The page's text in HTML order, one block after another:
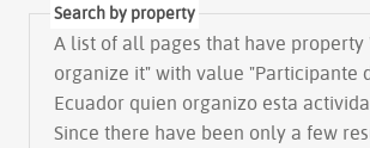
Search by property
A list of all pages that have property
organize it" with value "Participante
Ecuador quien organizo esta
Since there have been only a few